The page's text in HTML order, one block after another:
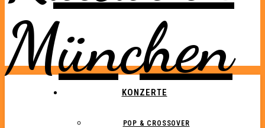
KONZERTE
POP & CROSSOVER